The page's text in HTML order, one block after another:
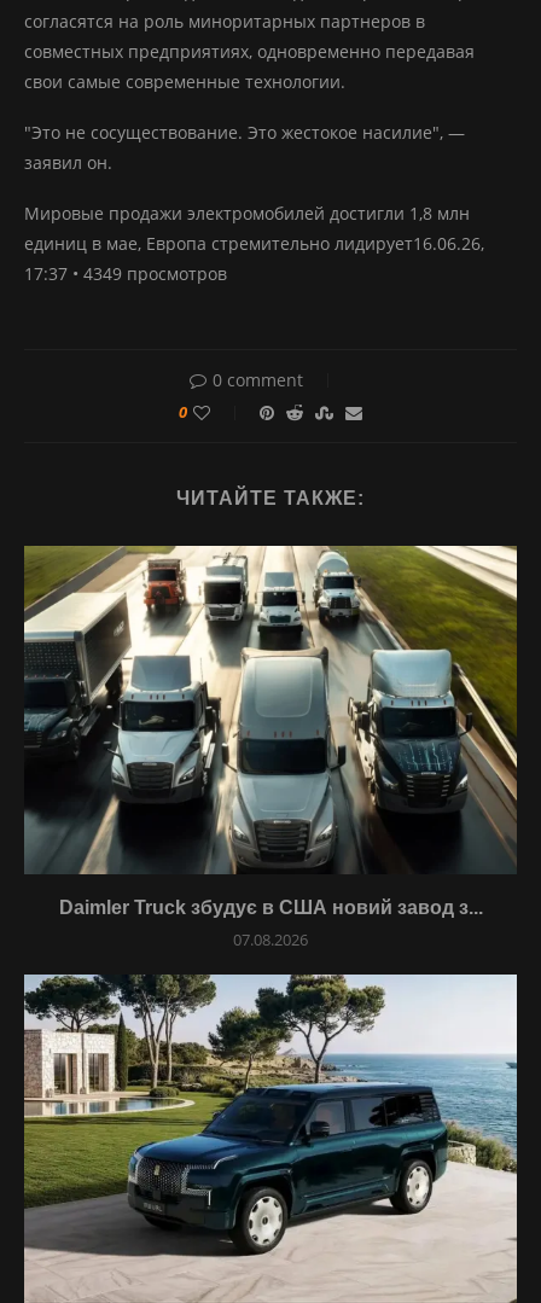
согласятся на роль миноритарных партнеров в
совместных предприятиях, одновременно передавая
свои самые современные технологии.
"Это не сосуществование. Это жестокое насилие", —
заявил он.
Мировые продажи электромобилей достигли 1,8 млн
единиц в мае, Европа стремительно лидирует16.06.26,
17:37 • 4349 просмотров
0 comment
0
ЧИТАЙТЕ ТАКЖЕ:
Daimler Truck збудує в США новий завод з...
07.08.2026